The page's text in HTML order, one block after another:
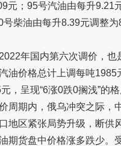
元；95号汽油由每升9.21
号柴油由每升8.39元调整
年国内第六次调价，也
油价格总计上调每吨1985
，呈现“6涨0跌0搁浅”的格
周期内，俄乌冲突之际，
地区紧张局势升级，断供
期货盘中价格涨多跌少。